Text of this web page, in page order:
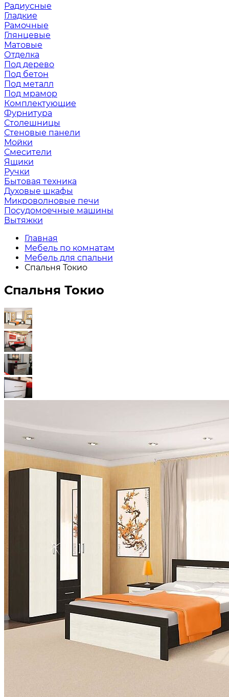
Радиусные
Гладкие
Рамочные
Глянцевые
Матовые
Отделка
Под дерево
Под бетон
Под металл
Под мрамор
Комплектующие
Фурнитура
Столешницы
Стеновые панели
Мойки
Смесители
Ящики
Ручки
Бытовая техника
Духовые шкафы
Микроволновые печи
Посудомоечные машины
Вытяжки
Главная
Мебель по комнатам
Мебель для спальни
Спальня Токио
Спальня Токио